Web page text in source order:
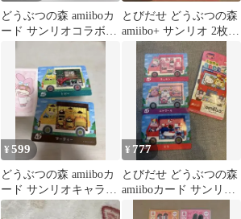
どうぶつの森 amiiboカ
ード サンリオコラボ
とびだせ どうぶつの森
amiibo+ サンリオ 2枚セ
ット
¥599
どうぶつの森 amiiboカ
ード サンリオキャラク
ターズ 2枚セット
¥ 777
とびだせ どうぶつの森
amiiboカード サンリオ